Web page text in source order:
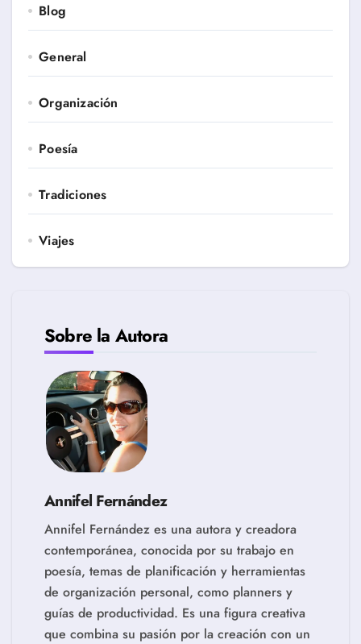
Blog
General
Organización
Poesía
Tradiciones
Viajes
Sobre la Autora
Annifel Fernández
Annifel Fernández es una autora y creadora
contemporánea, conocida por su trabajo en
poesía, temas de planificación y herramientas
de organización personal, como planners y
guías de productividad. Es una figura creativa
que combina su pasión por la creación con un